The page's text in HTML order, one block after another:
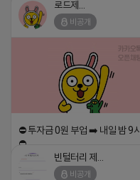
2026-04-18 17:12
비공개
⛔️ 투자금 0원 부업 ➡️ 내일 밤 9시
⛔️
2026-04-18 17:23
비공개